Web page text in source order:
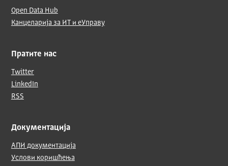
Open Data Hub
Канцеларија за ИТ и еУправу
Пратите нас
Twitter
LinkedIn
RSS
Документација
АПИ документација
Услови коришћења